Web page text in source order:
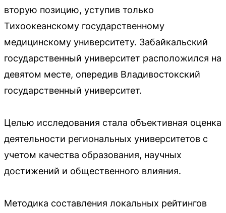
вторую позицию, уступив только
Тихоокеанскому государственному
медицинскому университету. Забайкальский
государственный университет расположился на
девятом месте, опередив Владивостокский
государственный университет.
Целью исследования стала объективная оценка
деятельности региональных университетов с
учетом качества образования, научных
достижений и общественного влияния.
Методика составления локальных рейтингов